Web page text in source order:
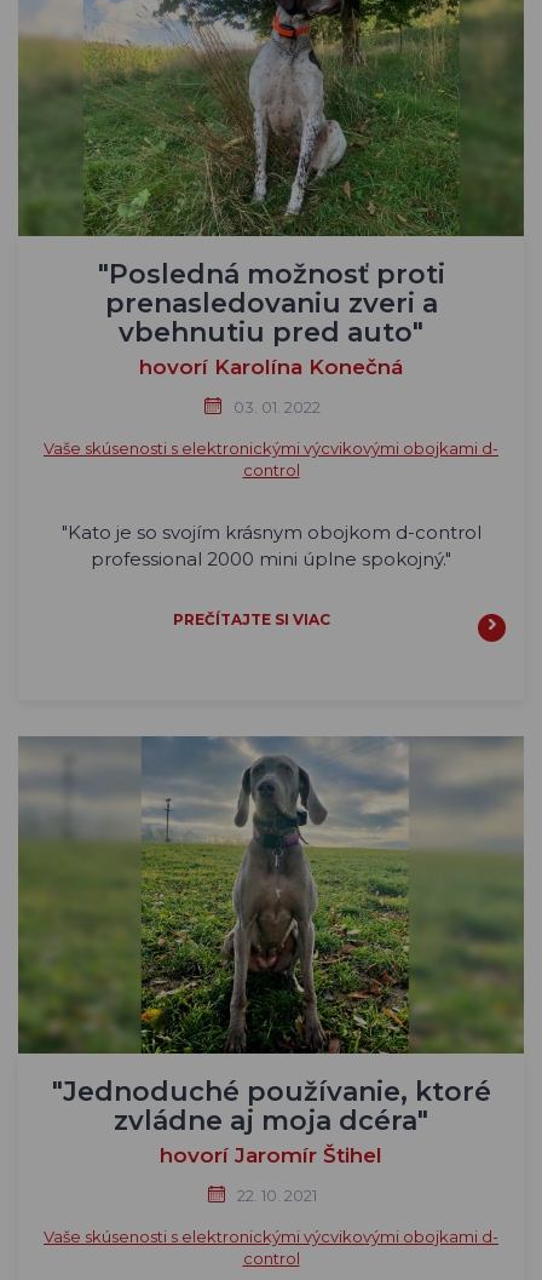
"Posledná možnosť proti
prenasledovaniu zveri a
vbehnutiu pred auto"
hovorí Karolína Konečná
03. 01. 2022
Vaše skúsenosti s elektronickými výcvikovými obojkami d-
control
"Kato je so svojím krásnym obojkom d-control
professional 2000 mini úplne spokojný."
PREČÍTAJTE SI VIAC
"Jednoduché používanie, ktoré
zvládne aj moja dcéra"
hovorí Jaromír Štihel
22. 10. 2021
Vaše skúsenosti s elektronickými výcvikovými obojkami d-
control